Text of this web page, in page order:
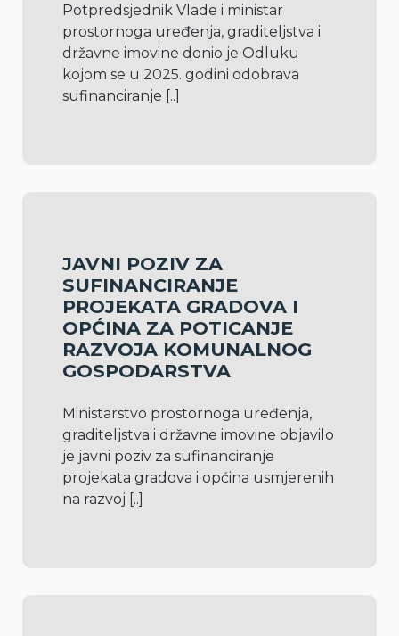
Potpredsjednik Vlade i ministar
prostornoga uređenja, graditeljstva i
državne imovine donio je Odluku
kojom se u 2025. godini odobrava
sufinanciranje [..]
JAVNI POZIV ZA
SUFINANCIRANJE
PROJEKATA GRADOVA I
OPĆINA ZA POTICANJE
RAZVOJA KOMUNALNOG
GOSPODARSTVA
Ministarstvo prostornoga uređenja,
graditeljstva i državne imovine objavilo
je javni poziv za sufinanciranje
projekata gradova i općina usmjerenih
na razvoj [..]